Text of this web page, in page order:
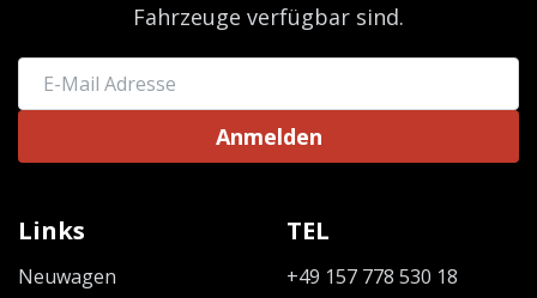
Fahrzeuge verfügbar sind.
Anmelden
Links
Neuwagen
TEL
+49 157 778 530 18